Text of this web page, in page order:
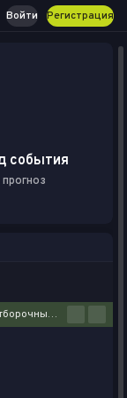
Войти Регистрация
события
Лига Европы УЕФА. 3-й отборочный этап. Первые матчи